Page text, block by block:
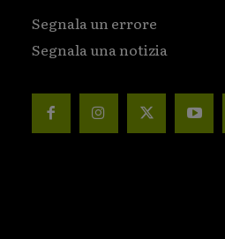
Segnala un errore
Segnala una notizia